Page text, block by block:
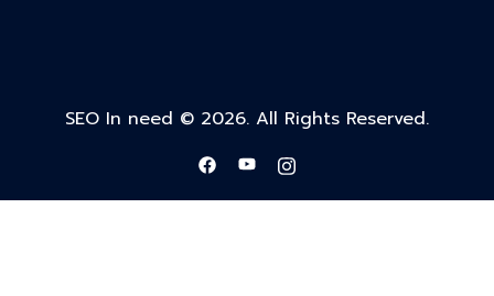
SEO In need © 2026. All Rights Reserved.